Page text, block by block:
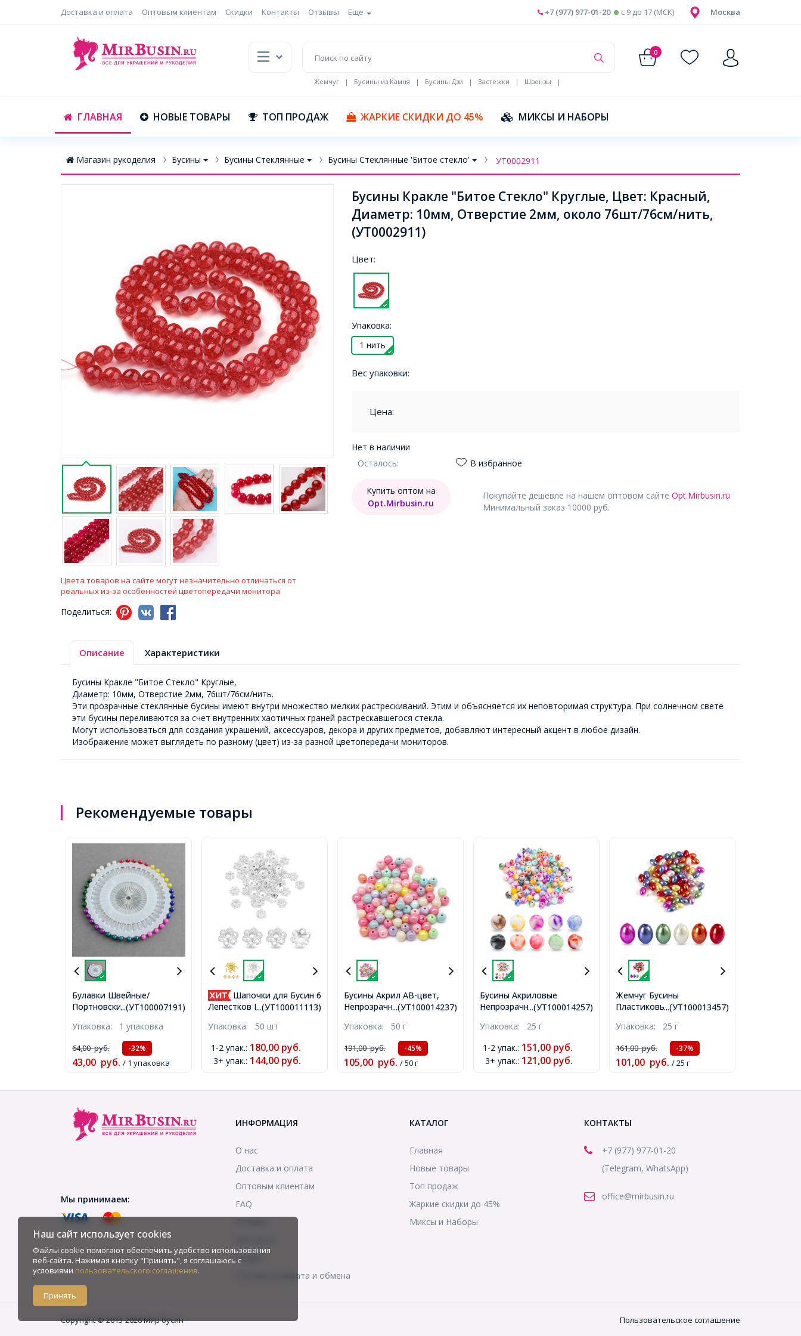
Доставка и оплата Оптовым клиентам Скидки Контакты Отзывы Еще Москва
+7 (977) 977-01-20 c 9 до 17 (МСК)
0
Жемчуг | Бусины из Камня | Бусины Дзи | Застежки | Швензы
|
ГЛАВНАЯ НОВЫЕ ТОВАРЫ ТОП ПРОДАЖ ЖАРКИЕ СКИДКИ ДО 45% МИКСЫ И НАБОРЫ
Магазин рукоделия Бусины Бусины Стеклянные Бусины Стеклянные 'Битое стекло' УТ0002911
Цвета товаров на сайте могут незначительно отличаться от
реальных из-за особенностей цветопередачи монитора
Поделиться:
Бусины Кракле "Битое Стекло" Круглые, Цвет: Красный,
Диаметр: 10мм, Отверстие 2мм, около 76шт/76см/нить,
(УТ0002911)
Цвет:
Упаковка:
1 нить
Вес упаковки:
Цена:
Нет в наличии
Осталось:
В избранное
Покупайте дешевле на нашем оптовом сайте Opt.Mirbusin.ru
Минимальный заказ 10000 руб.
Купить оптом на
Opt.Mirbusin.ru
Описание Характеристики
Бусины Кракле "Битое Стекло" Круглые,
Диаметр: 10мм, Отверстие 2мм, 76шт/76см/нить.
Эти прозрачные стеклянные бусины имеют внутри множество мелких растрескиваний. Этим и объясняется их неповторимая структура. При солнечном свете
эти бусины переливаются за счет внутренних хаотичных граней растрескавшегося стекла.
Могут использоваться для создания украшений, аксессуаров, декора и других предметов, добавляют интересный акцент в любое дизайн.
Изображение может выглядеть по разному (цвет) из-за разной цветопередачи мониторов.
Рекомендуемые товары
...(УТ100007191)
Булавки Швейные/
Портновские с Цветными
набор (УТ100007191)
Упаковка: 1 упаковка
64,00руб. -32%
43,00 руб. / 1 упаковка
...(УТ100011113)
Шапочки для Бусин 6
Лепестков Цветок, Сплав,
Серебро, 6х2мм,
(УТ100011113)
Упаковка: 50 шт
1-2 упак.: 180,00 руб.
3+ упак.: 144,00 руб.
...(УТ100014237)
Бусины Акрил АВ-цвет,
Непрозрачные, Круглые,
Отверстие 2мм, около
88шт/50г, (УТ100014237)
Упаковка: 50 г
191,00руб. -45%
105,00 руб. / 50 г
...(УТ100014257)
Бусины Акриловые
Непрозрачные, Круглые,
1.5мм, около 90шт/25г
Упаковка: 25 г
1-2 упак.: 151,00 руб.
3+ упак.: 121,00 руб.
...(УТ100013457)
Жемчуг Бусины
Пластиковые ABS,
Микс, Размер: 11х7,5мм,
Отв-тие: 1мм, около
70шт/25г, (УТ100013457)
Упаковка: 25 г
161,00руб. -37%
101,00 руб. / 25 г
Мы принимаем:
ИНФОРМАЦИЯ
О нас
Доставка и оплата
Оптовым клиентам
FAQ
Скидки
Условия возврата и обмена
КАТАЛОГ
Главная
Новые товары
Топ продаж
Жаркие скидки до 45%
Миксы и Наборы
КОНТАКТЫ
+7 (977) 977-01-20
(Telegram, WhatsApp)
office@mirbusin.ru
Copyright © 2013-2026 Мир бусин Пользовательское соглашение
Наш сайт использует cookies
Файлы cookie помогают обеспечить удобство использования
веб-сайта. Нажимая кнопку "Принять", я соглашаюсь с
условиями пользовательского соглашения.
Принять